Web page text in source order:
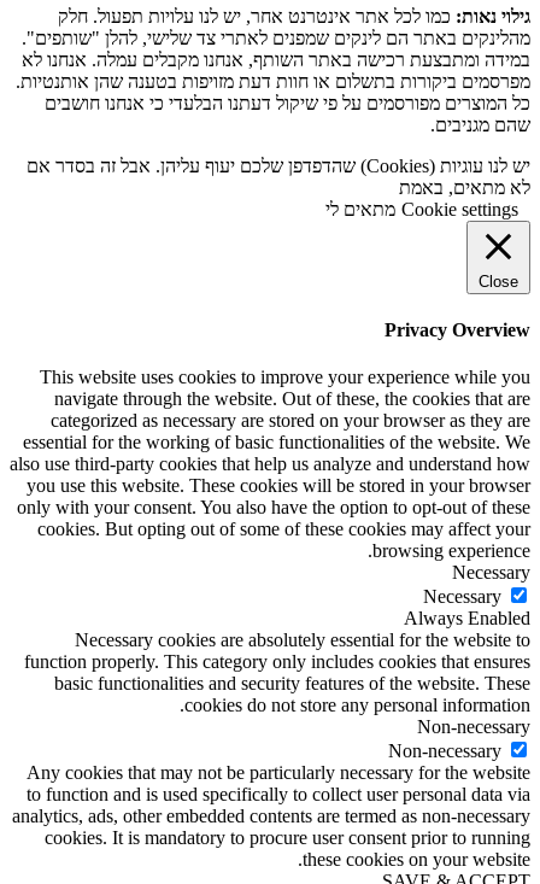
גילוי נאות: כמו לכל אתר אינטרנט אחר, יש לנו עלויות תפעול. חלק
מהלינקים באתר הם לינקים שמפנים לאתרי צד שלישי, להלן "שותפים".
במידה ומתבצעת רכישה באתר השותף, אנחנו מקבלים עמלה. אנחנו לא
מפרסמים ביקורות בתשלום או חוות דעת מזויפות בטענה שהן אותנטיות.
כל המוצרים מפורסמים על פי שיקול דעתנו הבלעדי כי אנחנו חושבים
שהם מגניבים.
יש לנו עוגיות (Cookies) שהדפדפן שלכם יעוף עליהן. אבל זה בסדר אם
לא מתאים, באמת
Cookie settings מתאים לי
Close
Privacy Overview
This website uses cookies to improve your experience while you
navigate through the website. Out of these, the cookies that are
categorized as necessary are stored on your browser as they are
essential for the working of basic functionalities of the website. We
also use third-party cookies that help us analyze and understand how
you use this website. These cookies will be stored in your browser
only with your consent. You also have the option to opt-out of these
cookies. But opting out of some of these cookies may affect your
browsing experience.
Necessary
Necessary
Always Enabled
Necessary cookies are absolutely essential for the website to
function properly. This category only includes cookies that ensures
basic functionalities and security features of the website. These
cookies do not store any personal information.
Non-necessary
Non-necessary
Any cookies that may not be particularly necessary for the website
to function and is used specifically to collect user personal data via
analytics, ads, other embedded contents are termed as non-necessary
cookies. It is mandatory to procure user consent prior to running
these cookies on your website.